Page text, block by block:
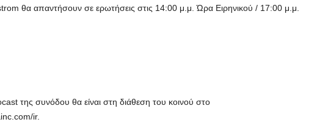
θα απαντήσουν σε ερωτήσεις στις 14:00 μ.μ. Ώρα Ειρηνικού / 17:00 μ.μ.
της συνόδου θα είναι στη διάθεση του κοινού στο
ir.